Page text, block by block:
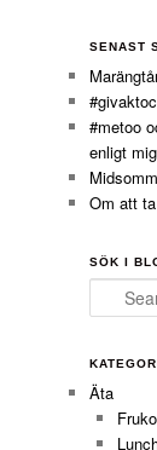
SENAST
#metoo
enligt
Om att
SÖK I
Search
Äta